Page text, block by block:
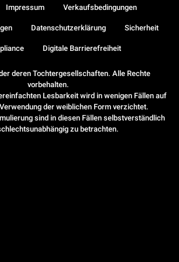
deren Tochtergesellschaften. Alle Rechte
vorbehalten.
Lesbarkeit wird in wenigen Fällen auf
der weiblichen Form verzichtet.
sind in diesen Fällen selbstverständlich
zu betrachten.
Impressum Verkaufsbedingungen
Datenschutzerklärung Sicherheit
Digitale Barrierefreiheit